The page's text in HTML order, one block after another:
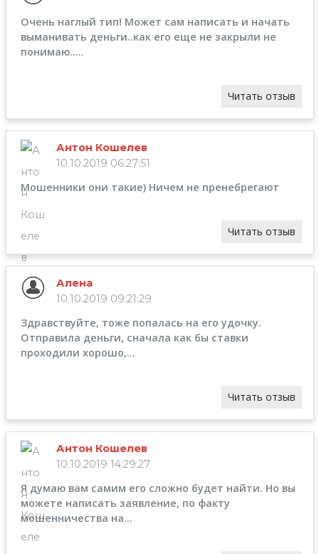
Очень наглый тип! Может сам написать и начать
выманивать деньги..как его еще не закрыли не
понимаю.....
Читать отзыв
Антон Кошелев
10.10.2019 06:27:51
Мошенники они такие) Ничем не пренебрегают
Читать отзыв
Алена
10.10.2019 09:21:29
Здравствуйте, тоже попалась на его удочку.
Отправила деньги, сначала как бы ставки
проходили хорошо,...
Читать отзыв
Антон Кошелев
10.10.2019 14:29:27
Я думаю вам самим его сложно будет найти. Но вы
можете написать заявление, по факту
мошенничества на...